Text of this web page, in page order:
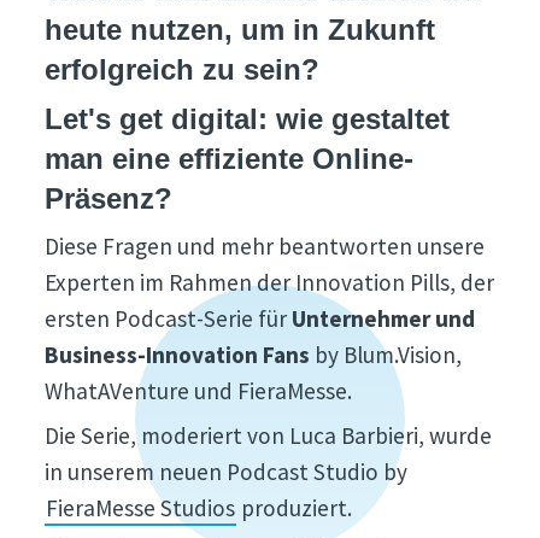
heute nutzen, um in Zukunft
erfolgreich zu sein?
Let's get digital: wie gestaltet
man eine effiziente Online-
Präsenz?
Diese Fragen und mehr beantworten unsere
Experten im Rahmen der Innovation Pills, der
ersten Podcast-Serie für Unternehmer und
Business-Innovation Fans by Blum.Vision,
WhatAVenture und FieraMesse.
Die Serie, moderiert von Luca Barbieri, wurde
in unserem neuen Podcast Studio by
FieraMesse Studios produziert.